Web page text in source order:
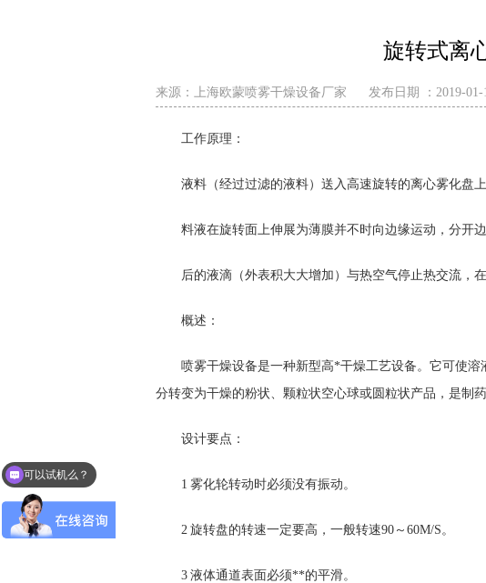
旋转式离
来源： 上海欧蒙喷雾干燥设备厂家 发布日期 ：2019-01-
工作原理：
液料（经过过滤的液料）送入高速旋转的离心雾化盘
料液在旋转面上伸展为薄膜并不时向边缘运动，分开
后的液滴（外表积大大增加）与热空气停止热交流，
概述：
喷雾干燥设备是一种新型高*干燥工艺设备。它可使
分转变为干燥的粉状、颗粒状空心球或圆粒状产品，是制
设计要点：
1 雾化轮转动时必须没有振动。
2 旋转盘的转速一定要高，一般转速90～60M/S。
3 液体通道表面必须**的平滑。
可以发一下资料报价吗